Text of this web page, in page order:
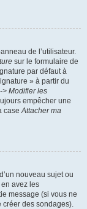
de l’utilisateur.
sur le formulaire de
par défaut à
» à partir du
> Modifier les
empêcher une
caseAttacher ma
nouveau sujet ou
avez les
message (si vous ne
créer des sondages).